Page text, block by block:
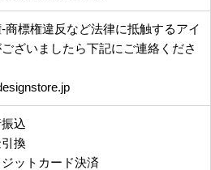
商標権違反など法律に抵触するアイ
ざいましたら下記にご連絡くださ
振込
引換
ジットカード決済